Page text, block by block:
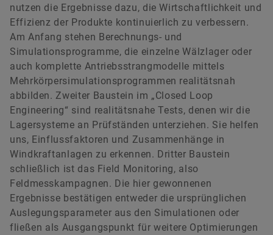
nutzen die Ergebnisse dazu, die Wirtschaftlichkeit und
Effizienz der Produkte kontinuierlich zu verbessern.
Am Anfang stehen Berechnungs- und
Simulationsprogramme, die einzelne Wälzlager oder
auch komplette Antriebsstrangmodelle mittels
Mehrkörpersimulationsprogrammen realitätsnah
abbilden. Zweiter Baustein im „Closed Loop
Engineering“ sind realitätsnahe Tests, denen wir die
Lagersysteme an Prüfständen unterziehen. Sie helfen
uns, Einflussfaktoren und Zusammenhänge in
Windkraftanlagen zu erkennen. Dritter Baustein
schließlich ist das Field Monitoring, also
Feldmesskampagnen. Die hier gewonnenen
Ergebnisse bestätigen entweder die ursprünglichen
Auslegungsparameter aus den Simulationen oder
fließen als Ausgangspunkt für weitere Optimierungen